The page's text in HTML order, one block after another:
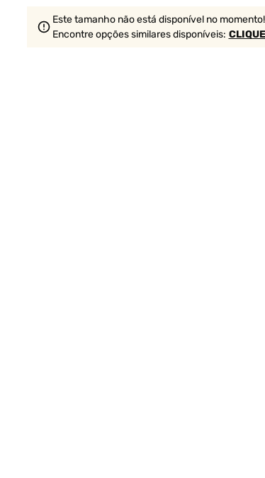
Este tamanho não está disponível no momento!
Encontre opções similaresdisponíveis: